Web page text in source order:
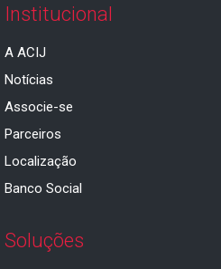
Institucional
A ACIJ
Notícias
Associe-se
Parceiros
Localização
Banco Social
Soluções